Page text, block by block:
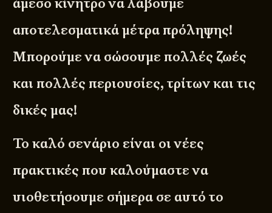
άμεσο κίνητρο να λάβουμε
αποτελεσματικά μέτρα πρόληψης!
Μπορούμε να σώσουμε πολλές ζωές
και πολλές περιουσίες, τρίτων και τις
δικές μας!
Το καλό σενάριο είναι οι νέες
πρακτικές που καλούμαστε να
υιοθετήσουμε σήμερα σε αυτό το